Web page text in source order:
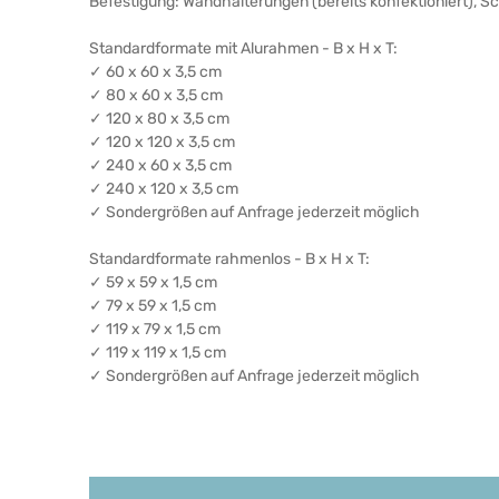
Standardformate mit Alurahmen - B x H x T:
✓ 60 x 60 x 3,5 cm
✓ 80 x 60 x 3,5 cm
✓ 120 x 80 x 3,5 cm
✓ 120 x 120 x 3,5 cm
✓ 240 x 60 x 3,5 cm
✓ 240 x 120 x 3,5 cm
✓ Sondergrößen auf Anfrage jederzeit möglich
Standardformate rahmenlos - B x H x T:
✓ 59 x 59 x 1,5 cm
✓ 79 x 59 x 1,5 cm
✓ 119 x 79 x 1,5 cm
✓ 119 x 119 x 1,5 cm
✓ Sondergrößen auf Anfrage jederzeit möglich